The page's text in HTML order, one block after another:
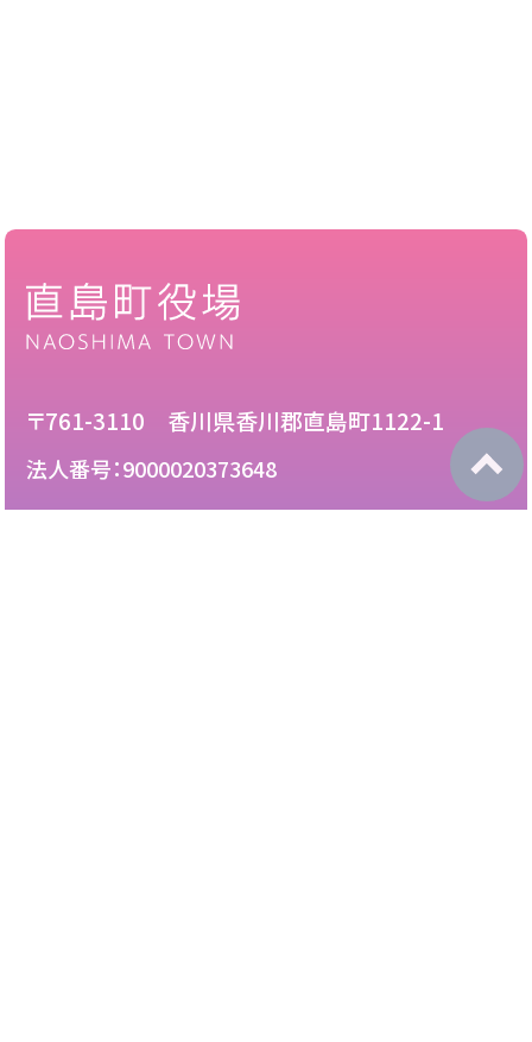
〒761-3110 香川県香川郡直島町1122-1
法人番号：9000020373648